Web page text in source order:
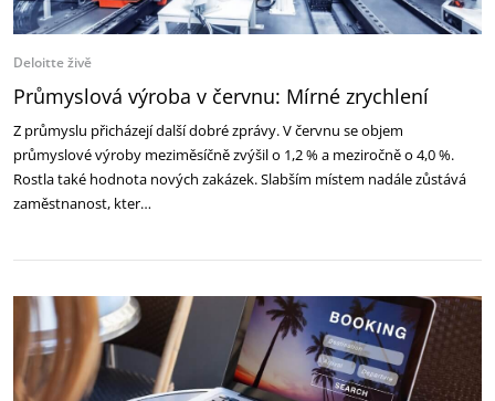
Deloitte živě
Průmyslová výroba v červnu: Mírné zrychlení
Z průmyslu přicházejí další dobré zprávy. V červnu se objem
průmyslové výroby meziměsíčně zvýšil o 1,2 % a meziročně o 4,0 %.
Rostla také hodnota nových zakázek. Slabším místem nadále zůstává
zaměstnanost, kter…